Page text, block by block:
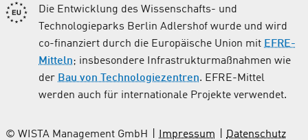
Die Entwicklung des Wissenschafts- und
Technologieparks Berlin Adlershof wurde und wird
co-finanziert durch die Europäische Union mit EFRE-
Mitteln; insbesondere Infrastrukturmaßnahmen wie
der Bau von Technologiezentren. EFRE-Mittel
werden auch für internationale Projekte verwendet.
© WISTA Management GmbH Impressum Datenschutz